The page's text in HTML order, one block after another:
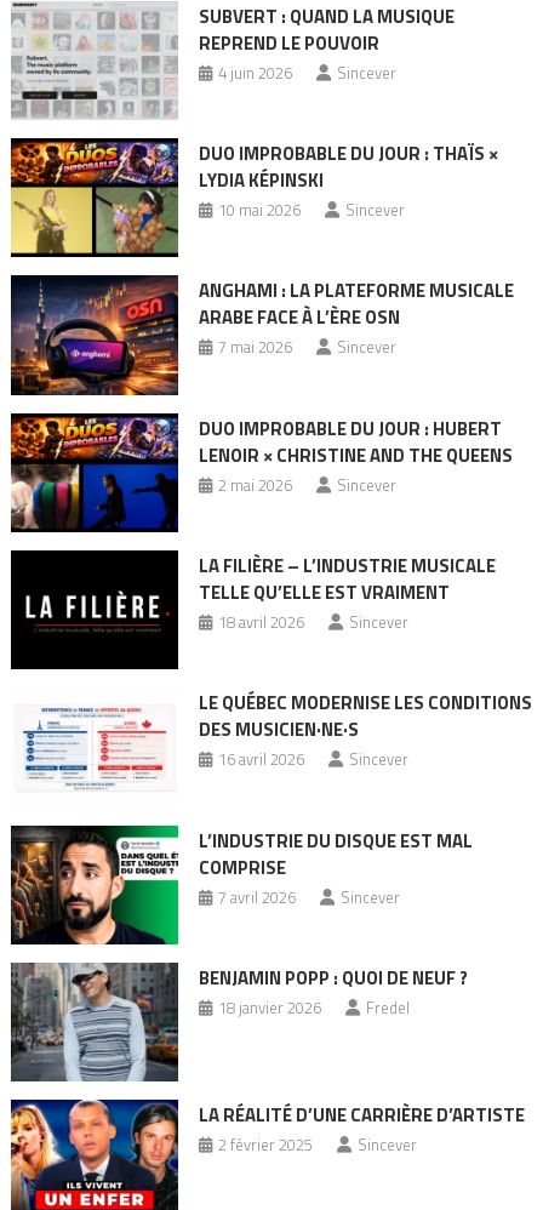
SUBVERT : QUAND LA MUSIQUE
REPREND LE POUVOIR
4 juin 2026 Sincever
DUO IMPROBABLE DU JOUR : THAÏS ×
LYDIA KÉPINSKI
10 mai 2026 Sincever
ANGHAMI : LA PLATEFORME MUSICALE
ARABE FACE À L’ÈRE OSN
7 mai 2026 Sincever
DUO IMPROBABLE DU JOUR : HUBERT
LENOIR × CHRISTINE AND THE QUEENS
2 mai 2026 Sincever
LA FILIÈRE – L’INDUSTRIE MUSICALE
TELLE QU’ELLE EST VRAIMENT
18 avril 2026 Sincever
LE QUÉBEC MODERNISE LES CONDITIONS
DES MUSICIEN·NE·S
16 avril 2026 Sincever
L’INDUSTRIE DU DISQUE EST MAL
COMPRISE
7 avril 2026 Sincever
BENJAMIN POPP : QUOI DE NEUF ?
18 janvier 2026 Fredel
LA RÉALITÉ D’UNE CARRIÈRE D’ARTISTE
2 février 2025 Sincever